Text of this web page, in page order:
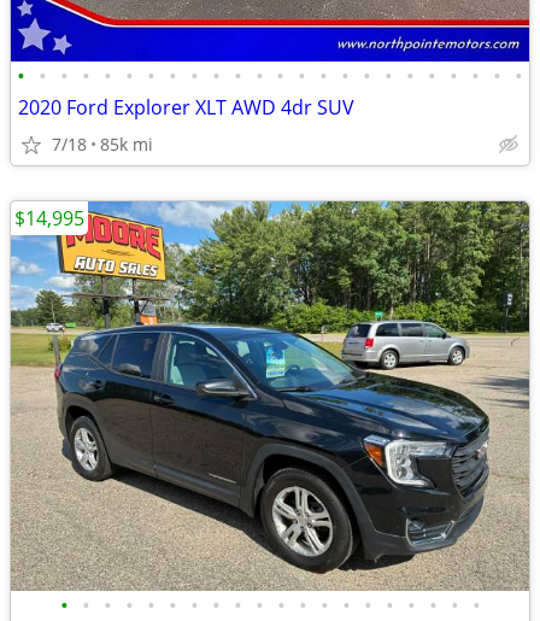
• • • • • • • • • • • • • • • • • • • • • • • •
2020 Ford Explorer XLT AWD 4dr SUV
7/18 85k mi
• • • • • • • • • • • • • • • • • • • •
$14,995